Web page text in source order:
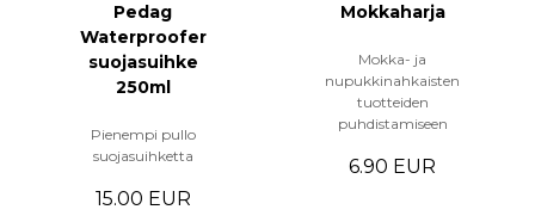
Pedag
Waterproofer
suojasuihke
250ml
Pienempi pullo
suojasuihketta
15.00 EUR
Mokkaharja
Mokka- ja
nupukkinahkaisten
tuotteiden
puhdistamiseen
6.90 EUR